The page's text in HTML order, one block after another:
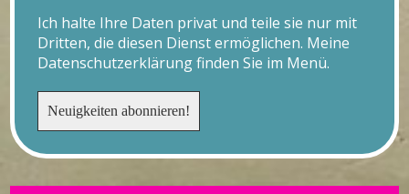
Ich halte Ihre Daten privat und teile sie nur mit
Dritten, die diesen Dienst ermöglichen. Meine
Datenschutzerklärung finden Sie im Menü.